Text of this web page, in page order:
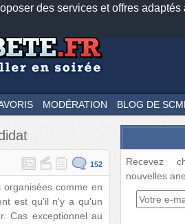
des services et offres adaptés
Newsletter Facebook
TwitterFeeds18881
MODÉRATION BLOG DE
152
comme en
est qu'il n'y a qu'un
Cas exceptionnel au
Recevez
nouvelles